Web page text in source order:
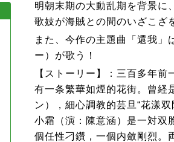
明朝末期の大動乱期を背景に
歌妓が海賊との間のいざこざ
また、今作の主題曲「還我
ー）が歌う！
【ストーリー】：三百多年
有一条繁華如煙的花街。曾経
ン），細心調教的芸旦“花漾
小霜（演：陳意涵）是一対双
個任性刁鑽，一個内斂剛烈。